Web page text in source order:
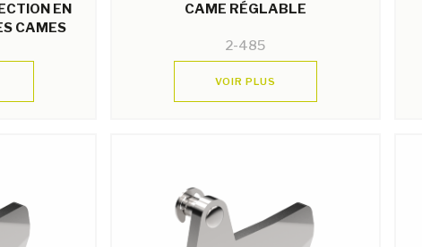
EN
CAMES
CAME RÉGLABLE
2-485
VOIR PLUS